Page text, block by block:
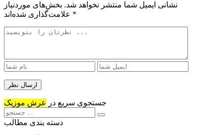
نشانی ایمیل شما منتشر نخواهد شد. بخش‌های موردنیاز
*
جستجوی سریع در عرش موزیک
دسته بندی مطالب